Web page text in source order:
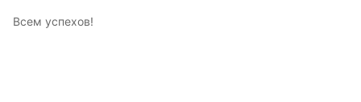
Всем успехов!